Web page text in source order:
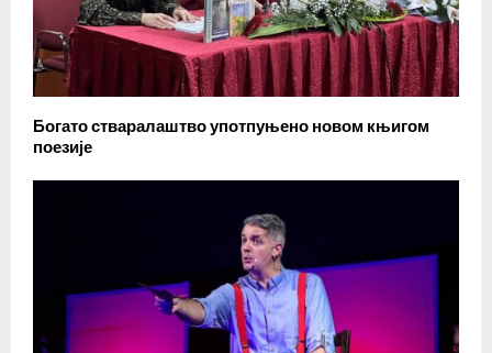
Богато стваралаштво употпуњено новом књигом
поезије